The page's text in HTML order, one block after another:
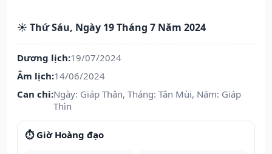
☀️ Thứ Sáu, Ngày 19 Tháng 7 Năm 2024
Dương lịch:19/07/2024
Âm lịch:14/06/2024
Can chi:Ngày: Giáp Thân, Tháng: Tân Mùi, Năm: Giáp
Thìn
⏱️ Giờ Hoàng đạo